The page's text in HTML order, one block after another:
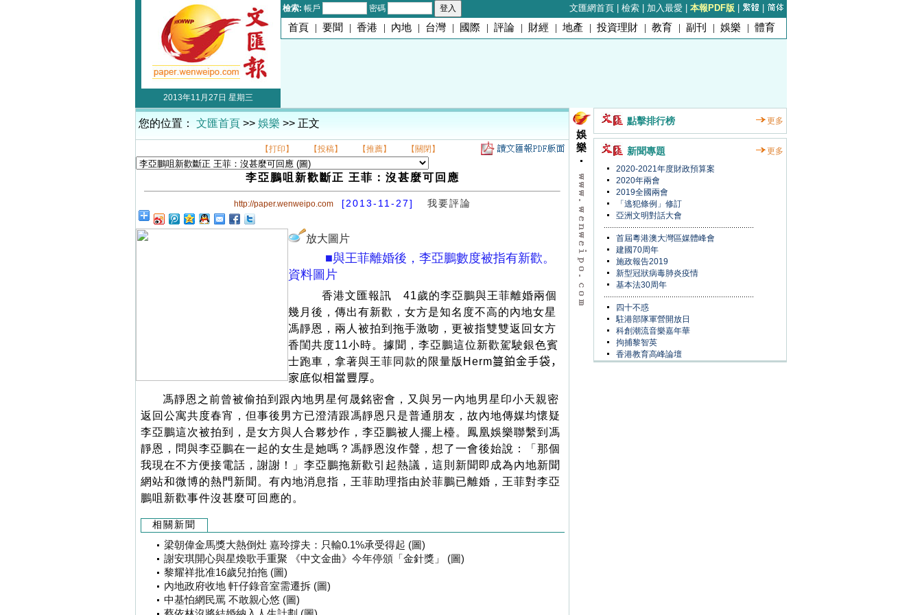
檢索: 帳戶 密碼 文匯網首頁 檢索 加入最愛 本報PDF版
首頁 | 要聞 | 香港 | 內地 | 台灣 | 國際 | 評論 | 財經 | 地產 | 投資理財 | 教育 | 副刊 | 娛樂 | 體育
2013年11月27日 星期三
您的位置： 文匯首頁 >> 娛樂 >> 正文
【打印】 【投稿】 【推薦】 【關閉】
李亞鵬咀新歡斷正 王菲：沒甚麼可回應
http://paper.wenweipo.com [2013-11-27] 我要評論
放大圖片
■與王菲離婚後，李亞鵬數度被指有新歡。
資料圖片
香港文匯報訊 41歲的李亞鵬與王菲離婚兩個
幾月後，傳出有新歡，女方是知名度不高的內地女星
馮靜恩，兩人被拍到拖手激吻，更被指雙雙返回女方
香閨共度11小時。據聞，李亞鵬這位新歡駕駛銀色賓
士跑車，拿著與王菲同款的限量版Herm𥲑鉑金手袋，
家底似相當豐厚。
馮靜恩之前曾被偷拍到跟內地男星何晟銘密會，又與另一內地男星印小天親密
返回公寓共度春宵，但事後男方已澄清跟馮靜恩只是普通朋友，故內地傳媒均懷疑
李亞鵬這次被拍到，是女方與人合夥炒作，李亞鵬被人擺上檯。鳳凰娛樂聯繫到馮
靜恩，問與李亞鵬在一起的女生是她嗎？馮靜恩沒作聲，想了一會後始說：「那個
我現在不方便接電話，謝謝！」李亞鵬拖新歡引起熱議，這則新聞即成為內地新聞
網站和微博的熱門新聞。有內地消息指，王菲助理指由於菲鵬已離婚，王菲對李亞
鵬咀新歡事件沒甚麼可回應的。
相關新聞
梁朝偉金馬獎大熱倒灶 嘉玲撐夫：只輸0.1%承受得起 (圖)
謝安琪開心與星煥歌手重聚 《中文金曲》今年停頒「金針獎」 (圖)
黎耀祥批准16歲兒拍拖 (圖)
內地政府收地 軒仔錄音室需遷拆 (圖)
中基怕網民罵 不敢親心悠 (圖)
娛
樂
點擊排行榜 更多
新聞專題
更多
2020-2021年度財政預算案
2020年兩會
2019全國兩會
「逃犯條例」修訂
亞洲文明對話大會
首屆粵港澳大灣區媒體峰會
建國70周年
施政報告2019
新型冠狀病毒肺炎疫情
基本法30周年
四十不惑
駐港部隊軍營開放日
科創潮流音樂嘉年華
拘捕黎智英
香港教育高峰論壇